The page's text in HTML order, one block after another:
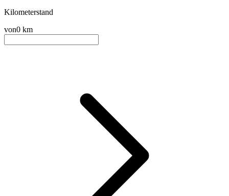
Kilometerstand
von0 km